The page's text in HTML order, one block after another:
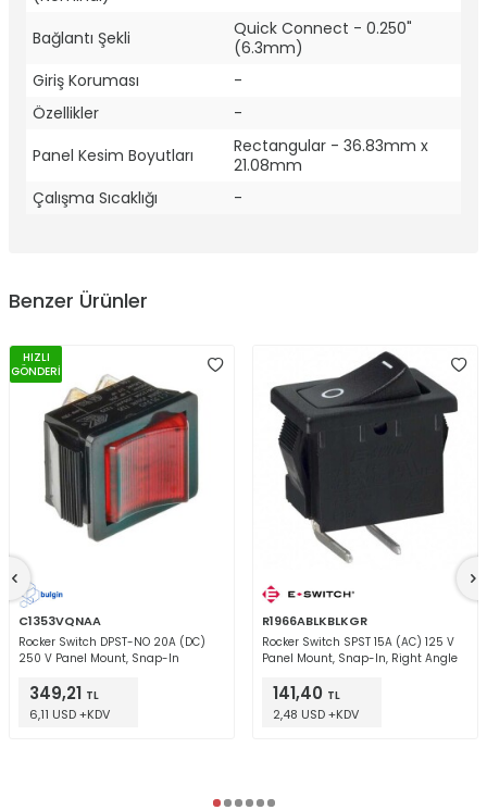
Bağlantı Şekli
Quick Connect - 0.250"
(6.3mm)
Giriş Koruması
-
Özellikler
-
Panel Kesim Boyutları
Rectangular - 36.83mm x
21.08mm
Çalışma Sıcaklığı
-
Benzer Ürünler
HIZLI
GÖNDERİ
C1353VQNAA
Rocker Switch DPST-NO 20A (DC)
250 V Panel Mount, Snap-In
349,21 TL
6,11 USD +KDV
R1966ABLKBLKGR
Rocker Switch SPST 15A (AC) 125 V
Panel Mount, Snap-In, Right Angle
141,40 TL
2,48 USD +KDV